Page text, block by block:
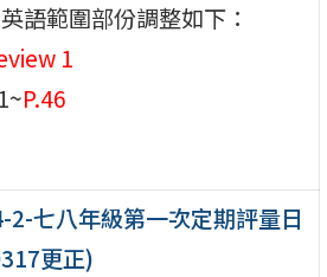
語範圍部份調整如下：
1
P.46
2-七八年級第一次定期評量日
更正)